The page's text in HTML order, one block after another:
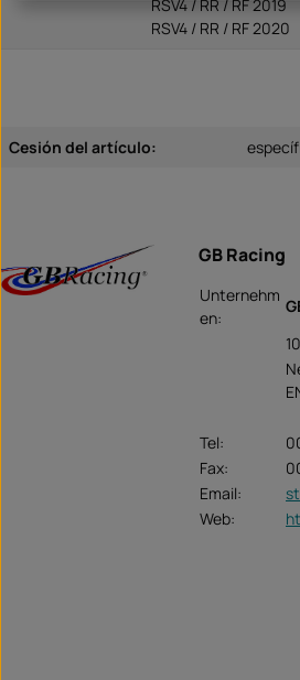
RSV4 / RR / RF 2019
RSV4 / RR / RF 2020
Cesión del artículo:
GB Racing
Unternehm
en:
Tel:
Fax:
Email:
Web: